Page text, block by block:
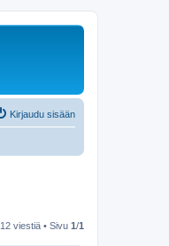
Kirjaudu sisään
12 viestiä • Sivu 1/1